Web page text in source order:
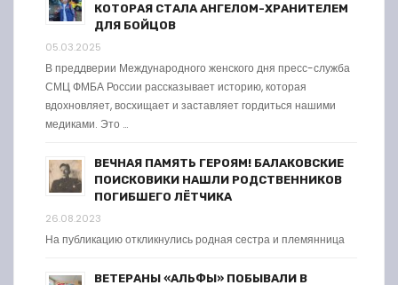
КОТОРАЯ СТАЛА АНГЕЛОМ-ХРАНИТЕЛЕМ
ДЛЯ БОЙЦОВ
05.03.2025
В преддверии Международного женского дня пресс-служба
СМЦ ФМБА России рассказывает историю, которая
вдохновляет, восхищает и заставляет гордиться нашими
медиками. Это …
ВЕЧНАЯ ПАМЯТЬ ГЕРОЯМ! БАЛАКОВСКИЕ
ПОИСКОВИКИ НАШЛИ РОДСТВЕННИКОВ
ПОГИБШЕГО ЛЁТЧИКА
26.08.2023
На публикацию откликнулись родная сестра и племянница
ВЕТЕРАНЫ «АЛЬФЫ» ПОБЫВАЛИ В